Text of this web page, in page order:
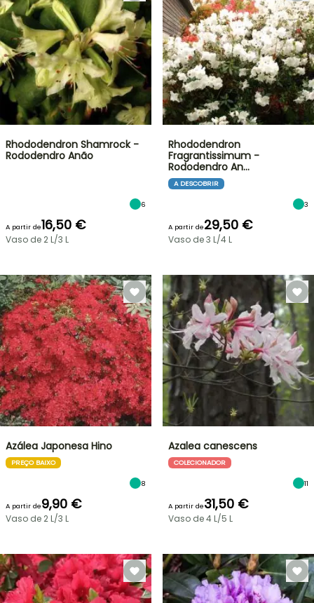
Rhododendron Shamrock -
Rododendro Anão
6
A partir de16,50 €
Vaso de 2 L/3 L
Rhododendron
Fragrantissimum -
Rododendro An…
A DESCOBRIR
3
A partir de29,50 €
Vaso de 3 L/4 L
Azálea Japonesa Hino
PREÇO BAIXO
8
A partir de9,90 €
Vaso de 2 L/3 L
Azalea canescens
COLECIONADOR
11
A partir de31,50 €
Vaso de 4 L/5 L